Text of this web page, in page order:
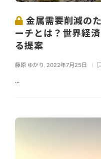
金属需要削減の
ーチとは？世界経
る提案
藤原 ゆかり 2022年7月25日
...